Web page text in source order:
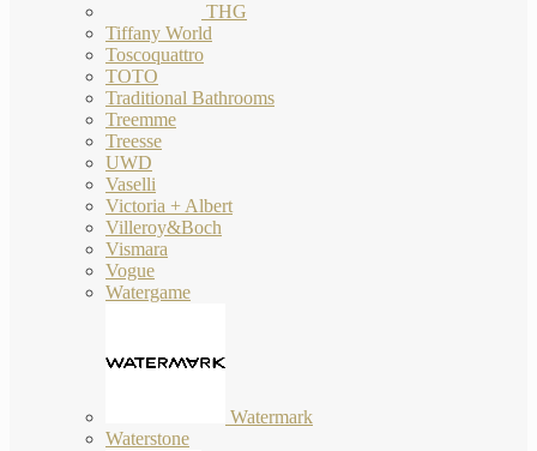
THG
Tiffany World
Toscoquattro
TOTO
Traditional Bathrooms
Treemme
Treesse
UWD
Vaselli
Victoria + Albert
Villeroy&Boch
Vismara
Vogue
Watergame
Watermark
Waterstone